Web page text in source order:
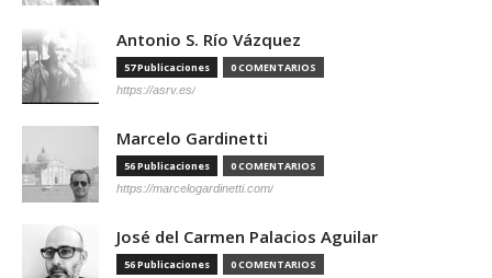
Antonio S. Río Vázquez
57 Publicaciones 0 COMENTARIOS
https://asrv.es/
Marcelo Gardinetti
56 Publicaciones 0 COMENTARIOS
https://marcelogardinetti.com/
José del Carmen Palacios Aguilar
56 Publicaciones 0 COMENTARIOS